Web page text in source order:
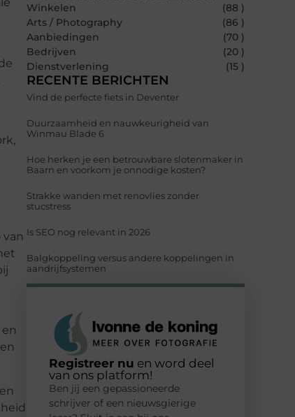
Winkelen
(88 )
Arts / Photography
(86 )
Aanbiedingen
(70 )
Bedrijven
(20 )
Dienstverlening
(15 )
RECENTE BERICHTEN
Vind de perfecte fiets in Deventer
Duurzaamheid en nauwkeurigheid van
Winmau Blade 6
Hoe herken je een betrouwbare slotenmaker in
Baarn en voorkom je onnodige kosten?
Strakke wanden met renovlies zonder
stucstress
Is SEO nog relevant in 2026
Balgkoppeling versus andere koppelingen in
aandrijfsystemen
Registreer nu en word deel
van ons platform!
Ben jij een gepassioneerde
schrijver of een nieuwsgierige